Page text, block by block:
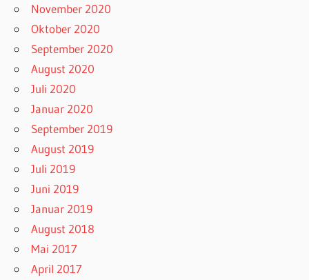
November 2020
Oktober 2020
September 2020
August 2020
Juli 2020
Januar 2020
September 2019
August 2019
Juli 2019
Juni 2019
Januar 2019
August 2018
Mai 2017
April 2017